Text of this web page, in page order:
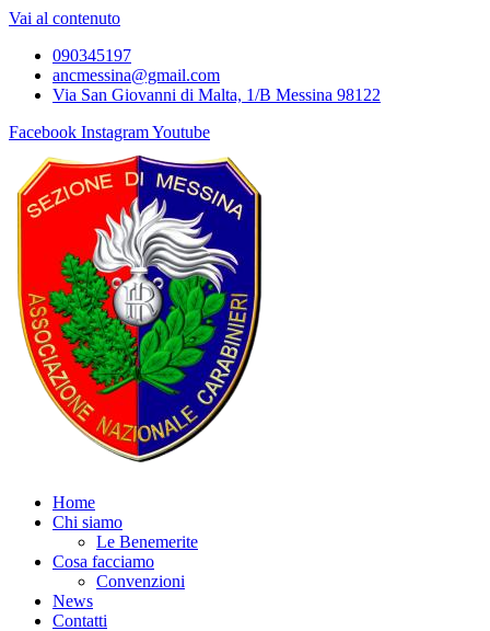
Vai al contenuto
090345197
ancmessina@gmail.com
Via San Giovanni di Malta, 1/B Messina 98122
Facebook InstagramYoutube
Home
Chi siamo
Le Benemerite
Cosa facciamo
Convenzioni
News
Contatti